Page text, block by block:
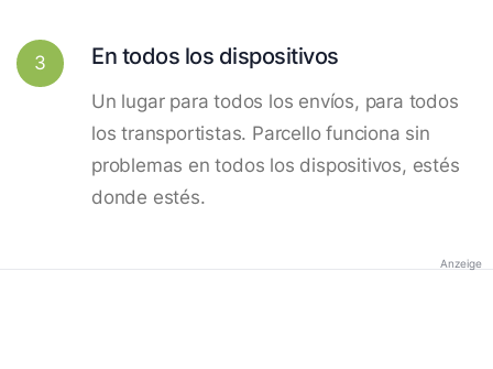
3 En todos los dispositivos
Un lugar para todos los envíos, para todos
los transportistas. Parcello funciona sin
problemas en todos los dispositivos, estés
donde estés.
Anzeige